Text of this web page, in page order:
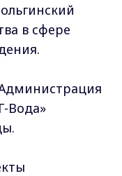
в сфере
Вода»